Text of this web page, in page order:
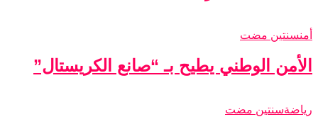
أمنسنتين مضت
الأمن الوطني يطيح بـ “صانع الكريستال”
رياضةسنتين مضت